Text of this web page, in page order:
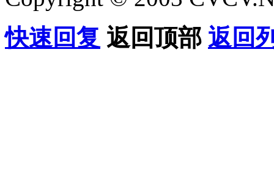
快速回复 返回顶部 返回